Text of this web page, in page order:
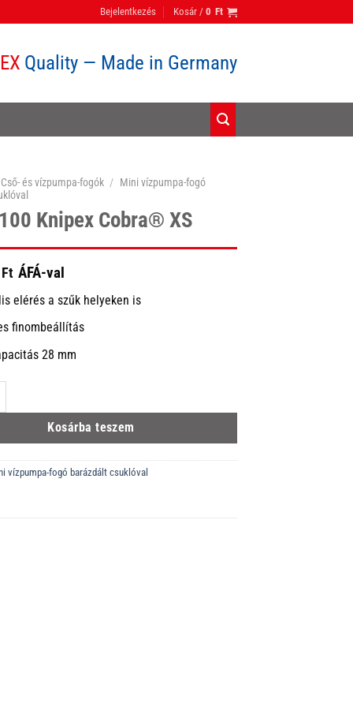
Bejelentkezés Kosár / 0 Ft
Quality — Made in Germany
Cső- és vízpumpa-fogók / Mini vízpumpa-fogó
Knipex Cobra® XS
Ft ÁFÁ-val
elérés a szűk helyeken is
finombeállítás
28 mm
Kosárba teszem
vízpumpa-fogó barázdált csuklóval